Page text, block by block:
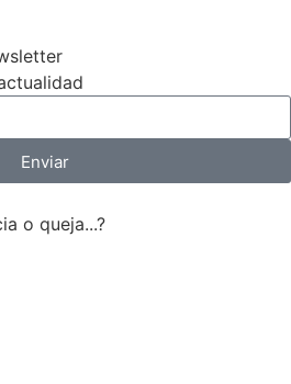
Enviar
o queja...?